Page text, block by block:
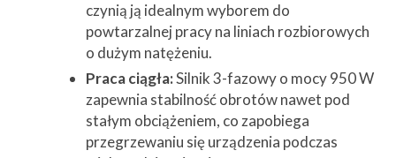
czynią ją idealnym wyborem do
powtarzalnej pracy na liniach rozbiorowych
o dużym natężeniu.
Praca ciągła:Silnik 3-fazowy o mocy 950 W
zapewnia stabilność obrotów nawet pod
stałym obciążeniem, co zapobiega
przegrzewaniu się urządzenia podczas